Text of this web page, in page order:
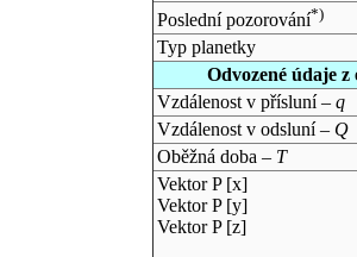
Poslední pozorování*)
Typ planetky
Odvozené údaje
Vzdálenost v přísluní – q
Vzdálenost v odsluní – Q
Oběžná doba – T
Vektor P [x]
Vektor P [y]
Vektor P [z]